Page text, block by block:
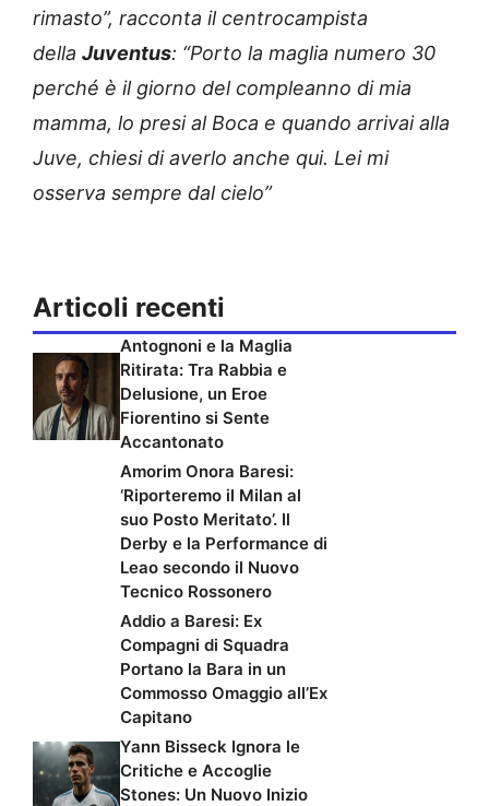
rimasto”, racconta il centrocampista
della Juventus: “Porto la maglia numero 30
perché è il giorno del compleanno di mia
mamma, lo presi al Boca e quando arrivai alla
Juve, chiesi di averlo anche qui. Lei mi
osserva sempre dal cielo”
Articoli recenti
Antognoni e la Maglia
Ritirata: Tra Rabbia e
Delusione, un Eroe
Fiorentino si Sente
Accantonato
Amorim Onora Baresi:
‘Riporteremo il Milan al
suo Posto Meritato’. Il
Derby e la Performance di
Leao secondo il Nuovo
Tecnico Rossonero
Addio a Baresi: Ex
Compagni di Squadra
Portano la Bara in un
Commosso Omaggio all’Ex
Capitano
Yann Bisseck Ignora le
Critiche e Accoglie
Stones: Un Nuovo Inizio